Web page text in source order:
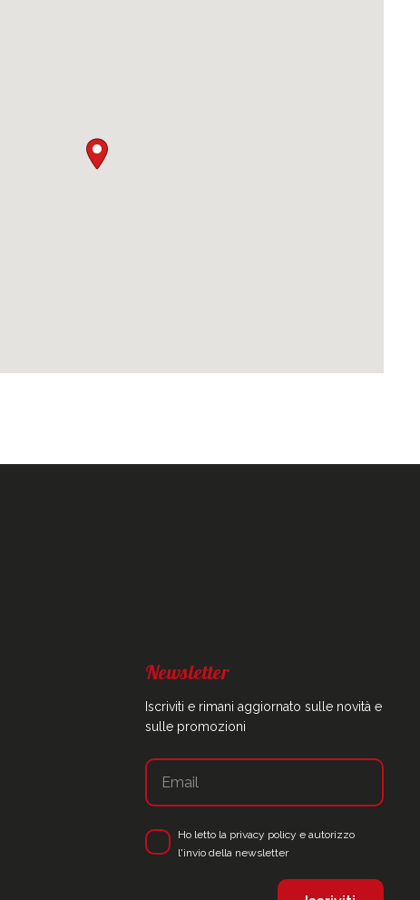
Newsletter
Iscriviti e rimani aggiornato sulle novità e
sulle promozioni
Ho letto la privacy policy e autorizzo
l'invio della newsletter